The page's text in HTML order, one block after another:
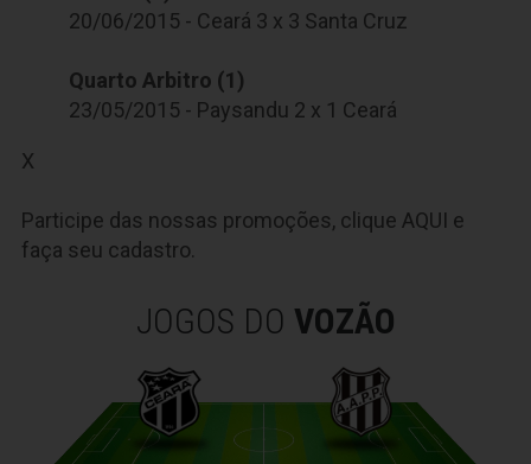
20/06/2015 - Ceará 3 x 3 Santa Cruz
Quarto Arbitro (1)
23/05/2015 - Paysandu 2 x 1 Ceará
X
Participe das nossas promoções, clique AQUI e
faça seu cadastro.
JOGOS DO VOZÃO